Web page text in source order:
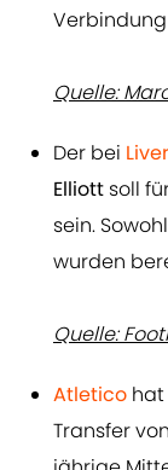
Quelle:
Der bei
Elliott soll
sein. Sowohl
wurden
Quelle:
Atletico
Transfer von